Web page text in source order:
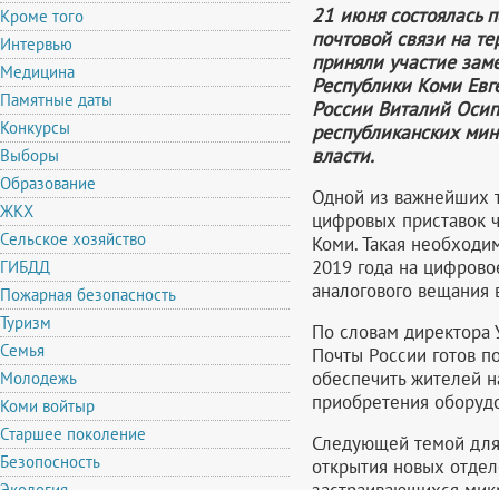
Кроме того
Интервью
Медицина
Памятные даты
Конкурсы
Выборы
Образование
ЖКХ
Сельское хозяйство
ГИБДД
Пожарная безопасность
Туризм
Семья
Молодежь
Коми войтыр
Старшее поколение
Безопосность
21 июня состоялась
почтовой связи на
приняли участие
Республики Коми
России Виталий
республиканских
власти.
Одной из важнейших
цифровых приставок
Коми. Такая
2019 года на
аналогового вещания
По словам
Почты России готов
обеспечить жителей
приобретения
Следующей темой
открытия новых